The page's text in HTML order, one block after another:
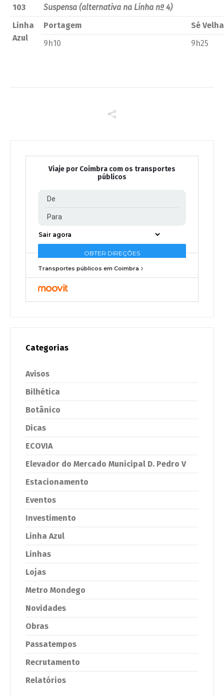
103
Suspensa (alternativa na Linha nº 4)
Linha
Azul
Portagem
Sé Velha
9h10
9h25
Viaje por Coimbra com os transportes
públicos
Transportes públicos em Coimbra
Categorias
Avisos
Bilhética
Botânico
Dicas
ECOVIA
Elevador do Mercado Municipal D. Pedro V
Estacionamento
Eventos
Investimento
Linha Azul
Linhas
Lojas
Metro Mondego
Novidades
Obras
Passatempos
Recrutamento
Relatórios